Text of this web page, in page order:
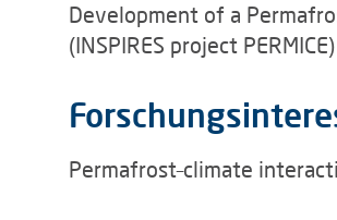
Development of a
(INSPIRES project PERMICE)
Permafrost–climate